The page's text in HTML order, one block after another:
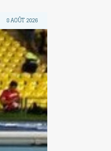
8 AOÛT 2026